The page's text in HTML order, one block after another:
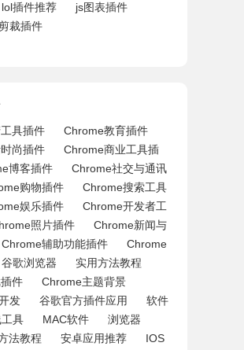
lol插件推荐
js图表插件
裁插件
具插件
Chrome教育插件
尚插件
Chrome商业工具插
博客插件
Chrome社交与通讯
购物插件
Chrome搜索工具
娱乐插件
Chrome开发者工
照片插件
Chrome新闻与
Chrome辅助功能插件
Chrome
谷歌浏览器
实用方法教程
件
Chrome主题背景
发
谷歌官方插件应用
软件
具 MAC软件
浏览器
法教程
安卓应用推荐
IOS